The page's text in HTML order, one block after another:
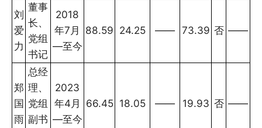
刘
爱
力
董事
长、
党组
书记
2018
年7月
—至今
88.59 24.25 —— 73.39 否 ——
郑
国
雨
总经
理、
党组
副书
2023
年4月
—至今
66.45 18.05 —— 19.93 否 ——